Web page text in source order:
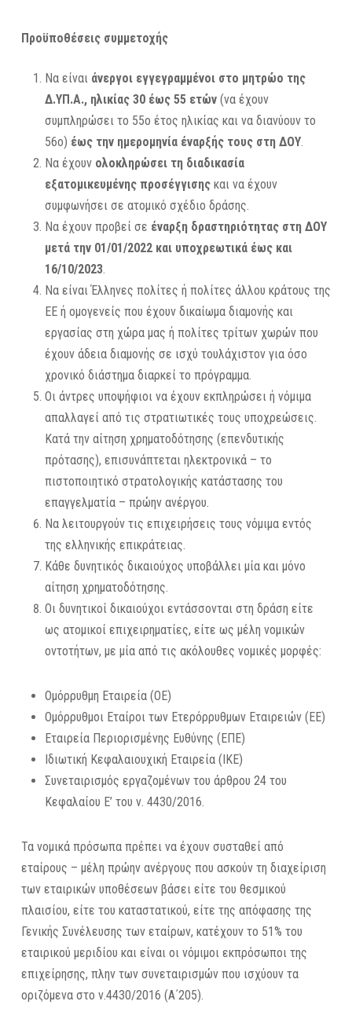
Προϋποθέσεις συμμετοχής
Να είναι άνεργοι εγγεγραμμένοι στο μητρώο της
Δ.ΥΠ.Α., ηλικίας 30 έως 55 ετών(να έχουν
συμπληρώσει το 55ο έτος ηλικίας και να διανύουν το
56ο) έως την ημερομηνία έναρξής τους στη ΔΟΥ.
Να έχουν ολοκληρώσει τη διαδικασία
εξατομικευμένης προσέγγισηςκαι να έχουν
συμφωνήσει σε ατομικό σχέδιο δράσης.
Να έχουν προβεί σε έναρξη δραστηριότητας στη ΔΟΥ
μετά την 01/01/2022 και υποχρεωτικά έως και
16/10/2023.
Να είναι Έλληνες πολίτες ή πολίτες άλλου κράτους της
ΕΕ ή ομογενείς που έχουν δικαίωμα διαμονής και
εργασίας στη χώρα μας ή πολίτες τρίτων χωρών που
έχουν άδεια διαμονής σε ισχύ τουλάχιστον για όσο
χρονικό διάστημα διαρκεί το πρόγραμμα.
Οι άντρες υποψήφιοι να έχουν εκπληρώσει ή νόµιµα
απαλλαγεί από τις στρατιωτικές τους υποχρεώσεις.
Κατά την αίτηση χρηματοδότησης (επενδυτικής
πρότασης), επισυνάπτεται ηλεκτρονικά – το
πιστοποιητικό στρατολογικής κατάστασης του
επαγγελματία – πρώην ανέργου.
Να λειτουργούν τις επιχειρήσεις τους νόμιμα εντός
της ελληνικής επικράτειας.
Κάθε δυνητικός δικαιούχος υποβάλλει μία και μόνο
αίτηση χρηματοδότησης.
Οι δυνητικοί δικαιούχοι εντάσσονται στη δράση είτε
ως ατομικοί επιχειρηματίες, είτε ως μέλη νομικών
οντοτήτων, με μία από τις ακόλουθες νομικές μορφές:
Ομόρρυθμη Εταιρεία (ΟΕ)
Ομόρρυθμοι Εταίροι των Ετερόρρυθμων Εταιρειών (ΕΕ)
Εταιρεία Περιορισμένης Ευθύνης (ΕΠΕ)
Ιδιωτική Κεφαλαιουχική Εταιρεία (ΙΚΕ)
Συνεταιρισμός εργαζομένων του άρθρου 24 του
Κεφαλαίου Ε’ του ν. 4430/2016.
Τα νομικά πρόσωπα πρέπει να έχουν συσταθεί από
εταίρους – μέλη πρώην ανέργους που ασκούν τη διαχείριση
των εταιρικών υποθέσεων βάσει είτε του θεσμικού
πλαισίου, είτε του καταστατικού, είτε της απόφασης της
Γενικής Συνέλευσης των εταίρων, κατέχουν το 51% του
εταιρικού μεριδίου και είναι οι νόμιμοι εκπρόσωποι της
επιχείρησης, πλην των συνεταιρισμών που ισχύουν τα
οριζόμενα στο ν.4430/2016 (Α΄205).